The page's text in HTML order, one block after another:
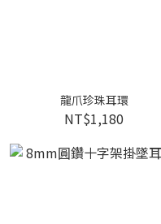
龍爪珍珠耳環
NT$1,180